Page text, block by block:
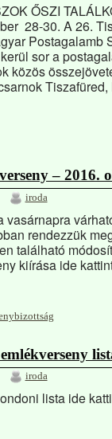
ŐSZI
28-30. A 26.
Postagalamb
sor a
közös
Tiszafüred,
– 2016.
iroda
vasárnapra
rendezzük
található
kiírása ide
iroda
lista ide